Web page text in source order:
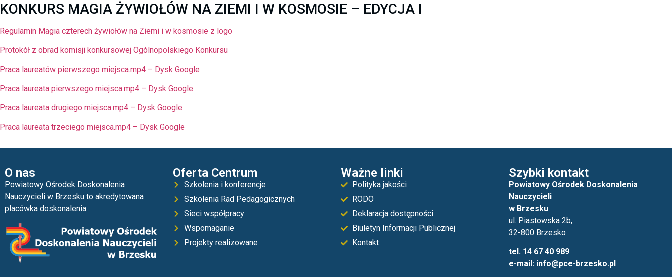
KONKURS MAGIA ŻYWIOŁÓW NA ZIEMI I W KOSMOSIE – EDYCJA I
Regulamin Magia czterech żywiołów na Ziemi i w kosmosie z logo
Protokół z obrad komisji konkursowej Ogólnopolskiego Konkursu
Praca laureatów pierwszego miejsca.mp4 – Dysk Google
Praca laureata pierwszego miejsca.mp4 – Dysk Google
Praca laureata drugiego miejsca.mp4 – Dysk Google
Praca laureata trzeciego miejsca.mp4 – Dysk Google
O nas
Powiatowy Ośrodek Doskonalenia
Nauczycieli w Brzesku to akredytowana
placówka doskonalenia.
Oferta Centrum
Szkolenia i konferencje
Szkolenia Rad Pedagogicznych
Sieci współpracy
Wspomaganie
Projekty realizowane
Ważne linki
Polityka jakości
RODO
Deklaracja dostępności
Biuletyn Informacji Publicznej
Kontakt
Szybki kontakt
Powiatowy Ośrodek Doskonalenia
Nauczycieli
w Brzesku
ul. Piastowska 2b,
32-800 Brzesko
tel. 14 67 40 989
e-mail: info@pce-brzesko.pl